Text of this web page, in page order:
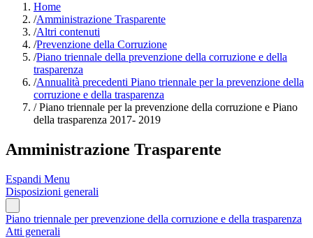
Home
/Amministrazione Trasparente
/Altri contenuti
/Prevenzione della Corruzione
/Piano triennale della prevenzione della corruzione e della
trasparenza
/Annualità precedenti Piano triennale per la prevenzione della
corruzione e della trasparenza
/Piano triennale per la prevenzione della corruzione e Piano
della trasparenza 2017- 2019
Amministrazione Trasparente
Espandi Menu
Disposizioni generali
Piano triennale per prevenzione della corruzione e della trasparenza
Atti generali